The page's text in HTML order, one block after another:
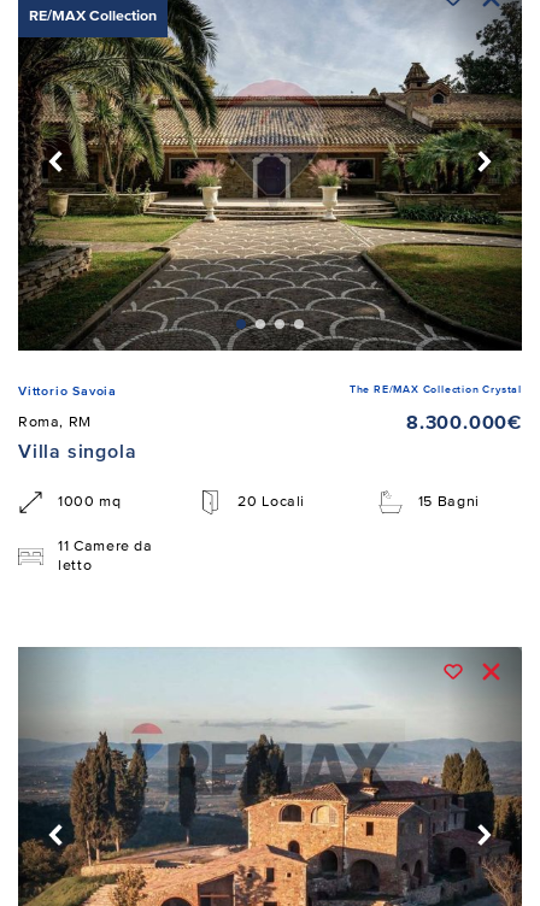
RE/MAX Collection
Vittorio Savoia The RE/MAX Collection Crystal
Roma, RM
8.300.000€
Villa singola
1000 mq 20 Locali 15 Bagni
11 Camere da
letto